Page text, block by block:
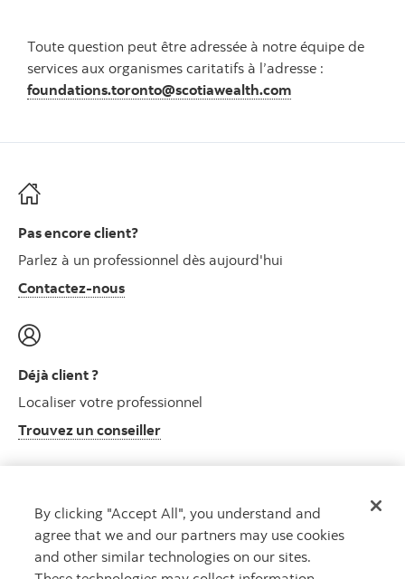
Toute question peut être adressée à notre équipe de
services aux organismes caritatifs à l’adresse :
foundations.toronto@scotiawealth.com
Pas encore client?
Parlez à un professionnel dès aujourd'hui
Contactez-nous
Déjà client ?
Localiser votre professionnel
Trouvez un conseiller
Centre de ressources clients
Informations sur le plan et autres
Visitez le centre de ressources clients
By clicking "Accept All", you understand and
agree that we and our partners may use cookies
and other similar technologies on our sites.